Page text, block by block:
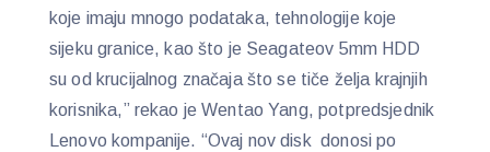
koje imaju mnogo podataka, tehnologije koje
sijeku granice, kao što je Seagateov 5mm HDD
su od krucijalnog značaja što se tiče želja krajnjih
korisnika,” rekao je Wentao Yang, potpredsjednik
Lenovo kompanije. “Ovaj nov disk donosi po